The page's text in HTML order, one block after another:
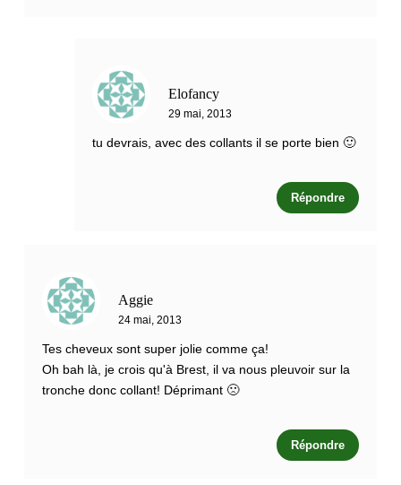
Elofancy
29 mai, 2013
tu devrais, avec des collants il se porte bien 🙂
Répondre
Aggie
24 mai, 2013
Tes cheveux sont super jolie comme ça!
Oh bah là, je crois qu'à Brest, il va nous pleuvoir sur la
tronche donc collant! Déprimant 🙁
Répondre